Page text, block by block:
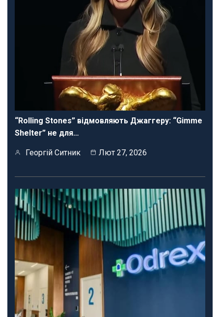
“Rolling Stones” відмовляють Джаггеру: “Gimme
Shelter” не для…
Георгій Ситник Лют 27, 2026